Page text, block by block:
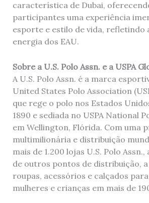
característica de Dubai,
participantes uma experiência
esporte e estilo de vida, refletindo
energia dos EAU.
Sobre a U.S. Polo Assn. e a USPA
A U.S. Polo Assn. é a marca
United States Polo Association
que rege o polo nos Estados
1890 e sediada no USPA National
em Wellington, Flórida. Com uma
multimilionária e distribuição
mais de 1.200 lojas U.S. Polo
de outros pontos de distribuição,
roupas, acessórios e calçados
mulheres e crianças em mais de